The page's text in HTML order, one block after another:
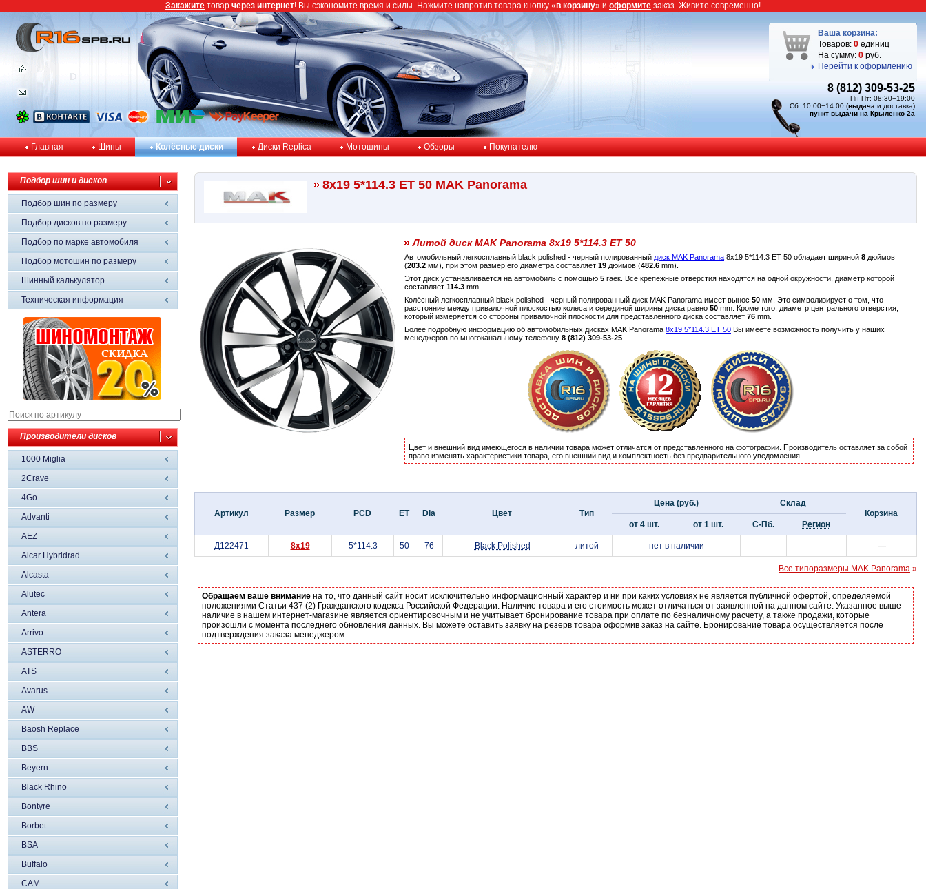
Ваша корзина:
Товаров: 0 единиц
На сумму: 0 руб.
Перейти к оформлению
8 (812) 309-53-25
Пн-Пт: 08:30−19:00
Сб: 10:00−14:00 (выдача и доставка)
пункт выдачи на Крыленко 2а
Главная Шины Колёсные диски Диски Replica Мотошины Обзоры Покупателю
Подбор шин и дисков
Подбор шин по размеру
Подбор дисков по размеру
Подбор по марке автомобиля
Подбор мотошин по размеру
Шинный калькулятор
Техническая информация
Производители дисков
1000 Miglia
2Crave
4Go
Advanti
AEZ
Alcar Hybridrad
Alcasta
Alutec
Antera
Arrivo
ASTERRO
ATS
Avarus
AW
Baosh Replace
BBS
Beyern
Black Rhino
Bontyre
Borbet
BSA
Buffalo
CAM
8x19 5*114.3 ET 50 MAK Panorama
Литой диск MAK Panorama 8x19 5*114.3 ET 50
Автомобильный легкосплавный black polished - черный полированный диск MAK Panorama 8x19 5*114.3 ET 50 обладает шириной 8 дюймов
(203.2 мм), при этом размер его диаметра составляет 19 дюймов (482.6 mm).
Этот диск устанавливается на автомобиль с помощью 5 гаек. Все крепёжные отверстия находятся на одной окружности, диаметр которой
составляет 114.3 mm.
Колёсный легкосплавный black polished - черный полированный диск MAK Panorama имеет вынос 50 мм. Это символизирует о том, что
расстояние между привалочной плоскостью колеса и серединой ширины диска равно 50 mm. Кроме того, диаметр центрального отверстия,
который измеряется со стороны привалочной плоскости для представленного диска составляет 76 mm.
Более подробную информацию об автомобильных дисках MAK Panorama 8x19 5*114.3 ET 50 Вы имеете возможность получить у наших
менеджеров по многоканальному телефону 8 (812) 309-53-25
Цвет и внешний вид имеющегося в наличии товара может отличатся от представленного на фотографии. Производитель оставляет за собой
право изменять характеристики товара, его внешний вид и комплектность без предварительного уведомления.
Артикул Размер PCD ET Dia Цвет Тип
Цена (руб.)
Склад
Корзина
от 4 шт.
от 1 шт. С-Пб. Регион
Д122471 8x19 5*114.3 50 76 Black Polished литой нет в наличии — — —
Все типоразмеры MAK Panorama »
Обращаем ваше внимание на то, что данный сайт носит исключительно информационный характер и ни при каких условиях не является публичной офертой, определяемой
положениями Статьи 437 (2) Гражданского кодекса Российской Федерации. Наличие товара и его стоимость может отличаться от заявленной на данном сайте. Указанное выше
наличие в нашем интернет-магазине является ориентировочным и не учитывает бронирование товара при оплате по безналичному расчету, а также продажи, которые
произошли с момента последнего обновления данных. Вы можете оставить заявку на резерв товара оформив заказ на сайте. Бронирование товара осуществляется после
подтверждения заказа менеджером.
Закажите товар через интернет! Вы сэкономите время и силы. Нажмите напротив товара кнопку «в корзину» и оформите заказ. Живите современно!